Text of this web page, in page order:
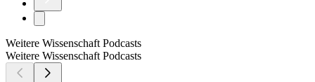
Weitere Wissenschaft Podcasts
Weitere Wissenschaft Podcasts